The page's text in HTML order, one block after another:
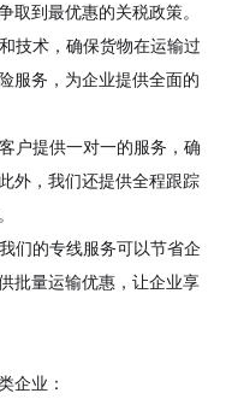
取到最优惠的关税政策。
技术，确保货物在运输过
服务，为企业提供全面的
户提供一对一的服务，确
外，我们还提供全程跟踪
们的专线服务可以节省企
批量运输优惠，让企业享
企业：